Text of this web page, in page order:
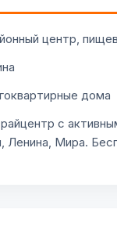
центр,
дома
с
Ленина, Мира.